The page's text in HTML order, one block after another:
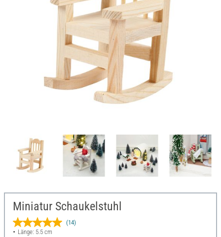
Miniatur Schaukelstuhl
(14)
Länge: 5.5 cm